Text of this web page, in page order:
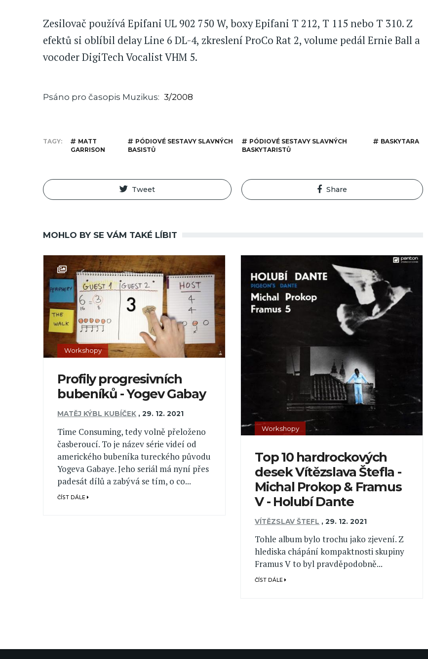
Zesilovač používá Epifani UL 902 750 W, boxy Epifani T 212, T 115 nebo T 310. Z
efektů si oblíbil delay Line 6 DL-4, zkreslení ProCo Rat 2, volume pedál Ernie Ball a
vocoder DigiTech Vocalist VHM 5.
Psáno pro časopis Muzikus 3/2008
TAGY
MATT
GARRISON
PÓDIOVÉ SESTAVY SLAVNÝCH
BASISTŮ
PÓDIOVÉ SESTAVY SLAVNÝCH
BASKYTARISTŮ
BASKYTARA
Tweet Share
MOHLO BY SE VÁM TAKÉ LÍBIT
Workshopy
Profily progresivních
bubeníků - Yogev Gabay
MATĚJ KÝBL KUBÍČEK ,29. 12. 2021
Time Consuming, tedy volně přeloženo
časberoucí. To je název série videí od
amerického bubeníka tureckého původu
Yogeva Gabaye. Jeho seriál má nyní přes
padesát dílů a zabývá se tím, o co...
ČÍST DÁLE
Workshopy
Top 10 hardrockových
desek Vítězslava Štefla -
Michal Prokop & Framus
V - Holubí Dante
VÍTĚZSLAV ŠTEFL ,29. 12. 2021
Tohle album bylo trochu jako zjevení. Z
hlediska chápání kompaktnosti skupiny
Framus V to byl pravděpodobně...
ČÍST DÁLE